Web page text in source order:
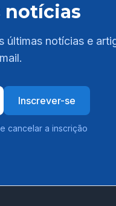
notícias
últimas notícias e
Inscrever-se
cancelar a inscrição